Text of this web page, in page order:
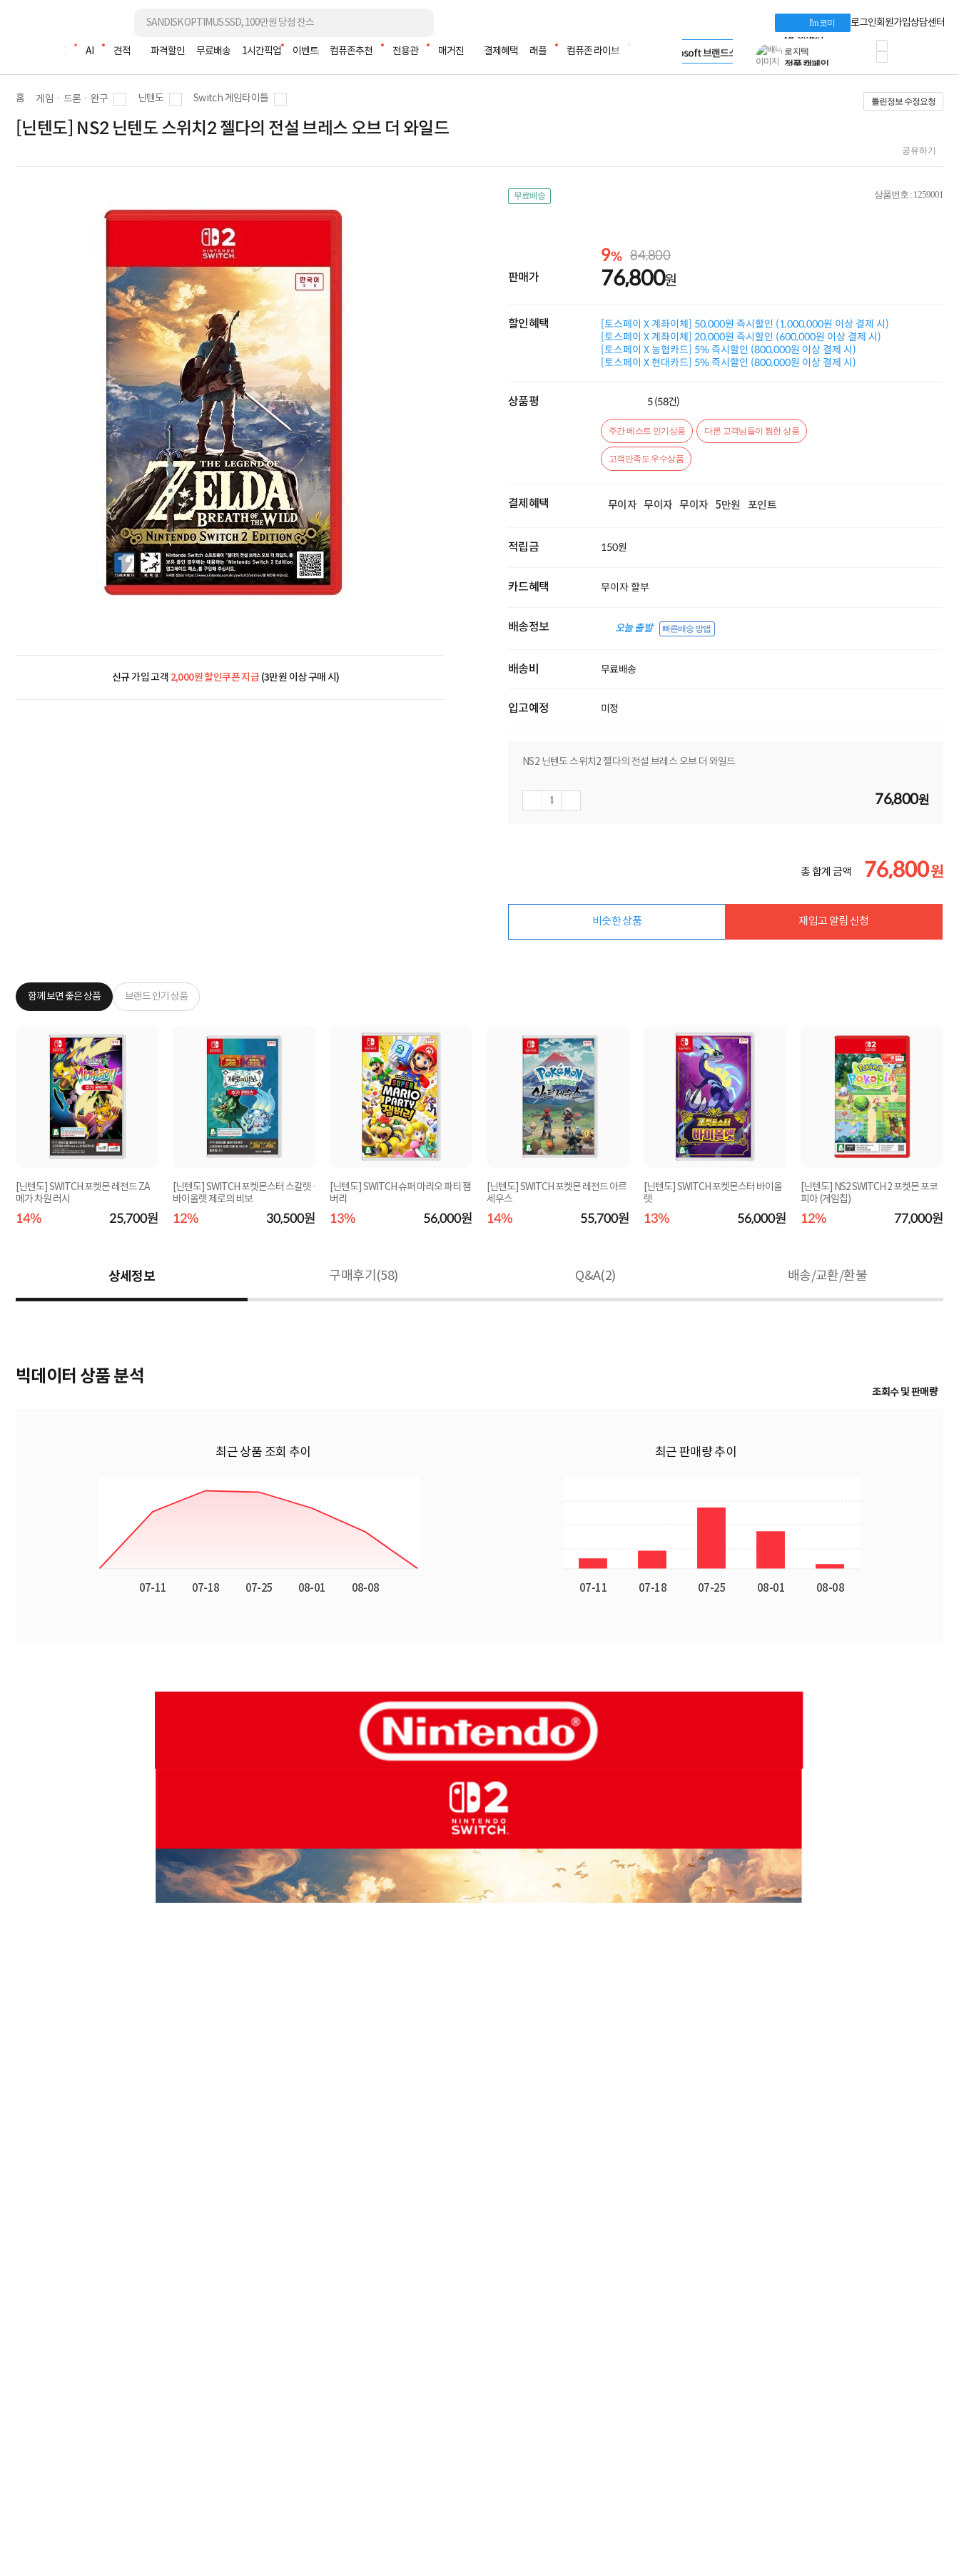
I'm 코미 로그인회원가입상담센터
조립PC AI 견적 파격할인 무료배송 1시간픽업 이벤트 컴퓨존추천 전용관 매거진 결제혜택 래플 컴퓨존 라이브
LG gram & 브랜드스토어
Microsoft 브랜드스토어
AMD 브랜드스토어
Dell 구매 찬스
프로 에센셜
HP OMEN
로지텍
적립금 3% 페이백
시스코 스위칭허브
누적 금액 별
특별 할인 이벤트
한단계 더 진화한
홈 게임ㆍ드론ㆍ완구 닌텐도 Switch 게임타이틀 틀린정보 수정요청
[닌텐도] NS2 닌텐도 스위치2 젤다의 전설 브레스 오브 더 와일드
공유하기
신규 가입 고객 2,000원 할인쿠폰 지급(3만원 이상 구매 시)
무료배송 상품번호 : 1259001
판매가
9% 84,800
76,800원
할인혜택
[토스페이 X 계좌이체] 50,000원 즉시할인 (1,000,000원 이상 결제 시)
[토스페이 X 계좌이체] 20,000원 즉시할인 (600,000원 이상 결제 시)
[토스페이 X 농협카드] 5% 즉시할인 (800,000원 이상 결제 시)
[토스페이 X 현대카드] 5% 즉시할인 (800,000원 이상 결제 시)
상품평 5 (58건)
주간 베스트 인기상품 다른 고객님들이 찜한 상품
고객만족도 우수상품
결제혜택 무이자 무이자 무이자 5만원 포인트
적립금 150원
카드혜택 무이자 할부
배송정보 오늘 출발 빠른배송 방법
배송비 무료배송
입고예정 미정
NS2 닌텐도 스위치2 젤다의 전설 브레스 오브 더 와일드
76,800원
총 합계 금액 76,800원
비슷한 상품 재입고 알림 신청
함께 보면 좋은 상품 브랜드 인기 상품
[닌텐도] SWITCH 포켓몬 레전드 ZA
메가 차원 러시
14% 25,700원
[닌텐도] SWITCH 포켓몬스터 스칼렛 ·
바이올렛 제로의 비보
12% 30,500원
[닌텐도] SWITCH 슈퍼 마리오 파티 잼
버리
13% 56,000원
[닌텐도] SWITCH 포켓몬 레전드 아르
세우스
14% 55,700원
[닌텐도] SWITCH 포켓몬스터 바이올
렛
13% 56,000원
[닌텐도] NS2 SWITCH 2 포켓몬 포코
피아 (게임칩)
12% 77,000원
상세정보 구매후기(58) Q&A(2) 배송/교환/환불
빅데이터 상품 분석
조회수 및 판매량
최근 상품 조회 추이 최근 판매량 추이